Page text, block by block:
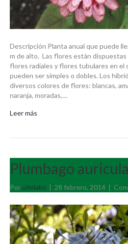
Descripción Planta anual que puede
m de alto. Las flores están
flores radiales y flores tubulares en el
pueden ser simples o dobles. Los
diversos colores de flores: blancas,
naranja, moradas,…
Leer más
Plumbago
Por ufmlabs | 28 febrero, 2014 |